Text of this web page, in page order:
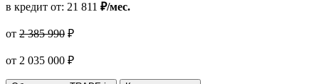
в кредит от: 21 811 ₽/мес.
от 2 385 990 ₽
от 2 035 000 ₽